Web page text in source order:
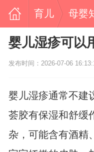
育儿 母婴
婴儿湿疹可以
发布时间：2026-07-06
婴儿湿疹通常不建
荟胶有保湿和舒缓
杂，可能含有酒精